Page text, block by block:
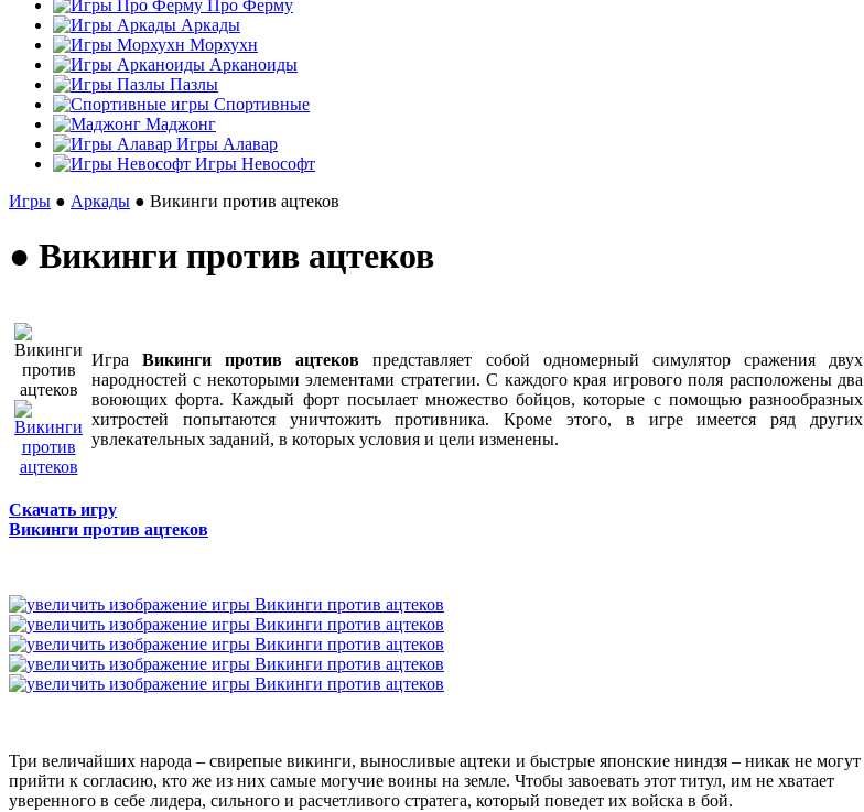
Про Ферму
Аркады
Морхухн
Арканоиды
Пазлы
Спортивные
Маджонг
Игры Алавар
Игры Невософт
Игры ● Аркады ● Викинги против ацтеков
● Викинги против ацтеков
ИграВикинги против ацтеков представляет собой одномерный симулятор сражения двух
народностей с некоторыми элементами стратегии. С каждого края игрового поля расположены два
воюющих форта. Каждый форт посылает множество бойцов, которые с помощью разнообразных
хитростей попытаются уничтожить противника. Кроме этого, в игре имеется ряд других
увлекательных заданий, в которых условия и цели изменены.
Скачать игру
Викинги против ацтеков
Три величайших народа – свирепые викинги, выносливые ацтеки и быстрые японские ниндзя – никак не могут
прийти к согласию, кто же из них самые могучие воины на земле. Чтобы завоевать этот титул, им не хватает
уверенного в себе лидера, сильного и расчетливого стратега, который поведет их войска в бой.